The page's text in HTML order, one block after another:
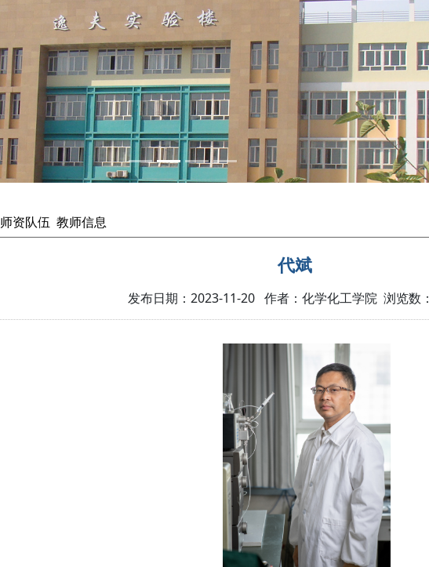
师资队伍 教师信息
代斌
发布日期：2023-11-20 作者：化学化工学院 浏览数：